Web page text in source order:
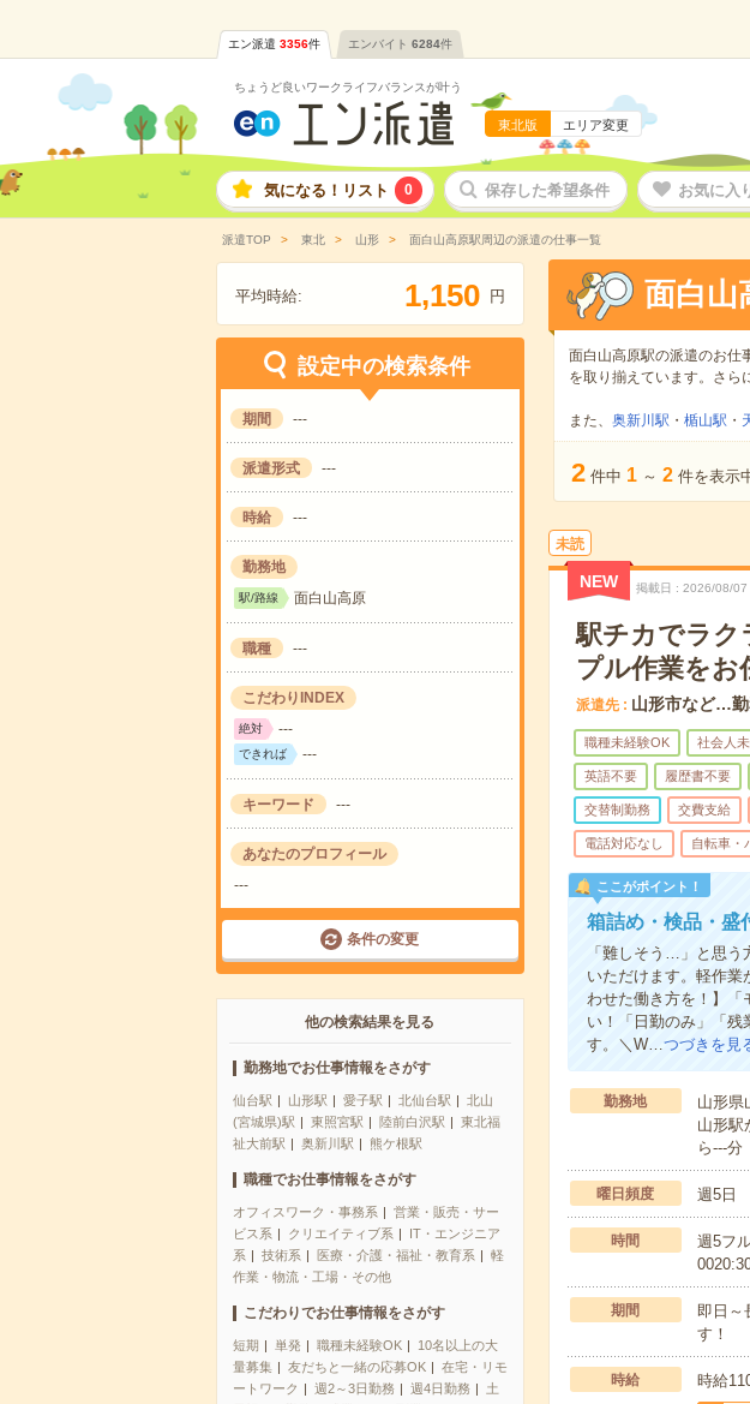
エン派遣 3356件 エンバイト 6284件
ちょうど良いワークライフバランスが叶う
東北版 エリア変更
気になる！リスト 0 保存した希望条件 お気に入
派遣TOP 東北 山形 面白山高原駅周辺の派遣の仕事一覧
平均時給: 1,150 円
設定中の検索条件
期間 ---
派遣形式 ---
時給 ---
勤務地
駅/路線 面白山高原
職種 ---
こだわりINDEX
絶対 ---
できれば ---
キーワード ---
あなたのプロフィール
---
条件の変更
他の検索結果を見る
勤務地でお仕事情報をさがす
仙台駅 山形駅 愛子駅 北仙台駅
北山
(宮城県)駅
東照宮駅 陸前白沢駅
東北福
祉大前駅
奥新川駅 熊ケ根駅
職種でお仕事情報をさがす
オフィスワーク・事務系
営業・販売・サー
ビス系
クリエイティブ系
IT・エンジニア
系
技術系 医療・介護・福祉・教育系
軽
作業・物流・工場・その他
こだわりでお仕事情報をさがす
短期 単発 職種未経験OK
10名以上の大
量募集
友だちと一緒の応募OK
在宅・リモ
ートワーク
週2～3日勤務 週4日勤務
土
面白山
面白山高原駅の派遣のお仕
を取り揃えています。さら
また、 奥新川駅 ・ 楯山駅 ・
2 件中 1 ～ 2 件を表示
未読
NEW 掲載日 2026/08/07
駅チカでラク
プル作業をお
派遣先 山形市など…勤
職種未経験OK 社会人
英語不要 履歴書不要
交替制勤務 交費支給
電話対応なし 自転車・
ここがポイント！
箱詰め・検品・盛
「難しそう…」と思う
いただけます。軽作業
わせた働き方を！】「
い！「日勤のみ」「残
す。＼W…つづきを見
勤務地
山形県
山形駅
ら---分
曜日頻度 週5日
時間
週5フ
期間
即日
す！
時給 時給